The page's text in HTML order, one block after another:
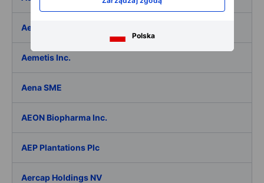
Polska
Aeluma Inc.
Aemetis Inc.
Aena SME
AEON Biopharma Inc.
AEP Plantations Plc
Aercap Holdings NV